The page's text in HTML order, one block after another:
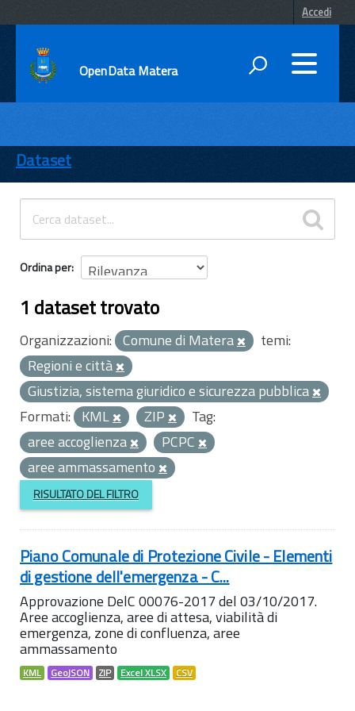
Accedi
OpenData Matera
ENTI
TEMI
INFORMAZIONI
Dataset
Ordina per
1 dataset trovato
Organizzazioni: Comune di Matera
temi:
Regioni e città
Giustizia, sistema giuridico e sicurezza pubblica
Formati: KML ZIP
Tag:
aree accoglienza
PCPC
aree ammassamento
RISULTATO DEL FILTRO
Piano Comunale di Protezione Civile - Elementi
di gestione dell'emergenza - C...
Approvazione DelC 00076-2017 del 03/10/2017.
Aree accoglienza, aree di attesa, viabilità di
emergenza, zone di confluenza, aree
ammassamento
KML GeoJSON ZIP Excel XLSX CSV